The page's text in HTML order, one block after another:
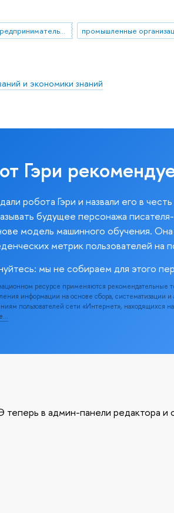
индекс предпринимательской уверенности
и экономики знаний
Гэри
робота Гэри и назвали его в
будущее персонажа
модель машинного обучения.
метрик пользователей на
мы не собираем для этого
ресурсе применяются рекомендательные
информации на основе сбора, систематизации
пользователей сети «Интернет», находящихся
в админ-панели редактора и